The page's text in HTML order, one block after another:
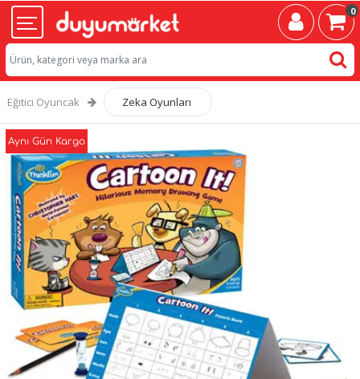
0
Eğitici Oyuncak Zeka Oyunları
Aynı Gün Kargo